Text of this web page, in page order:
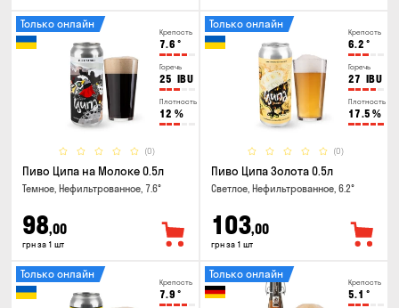
Крепость
7.6 °
Горечь
25 IBU
Плотность
12 %
(0)
Только онлайн
Пиво Ципа на Молоке 0.5л
Темное, Нефильтрованное, 7.6°
98,00
грн за 1 шт
Крепость
6.2 °
Горечь
27 IBU
Плотность
17.5 %
(0)
Только онлайн
Пиво Ципа Золота 0.5л
Светлое, Нефильтрованное, 6.2°
103,00
грн за 1 шт
Крепость
7.9 °
Только онлайн
Крепость
5.1 °
Только онлайн